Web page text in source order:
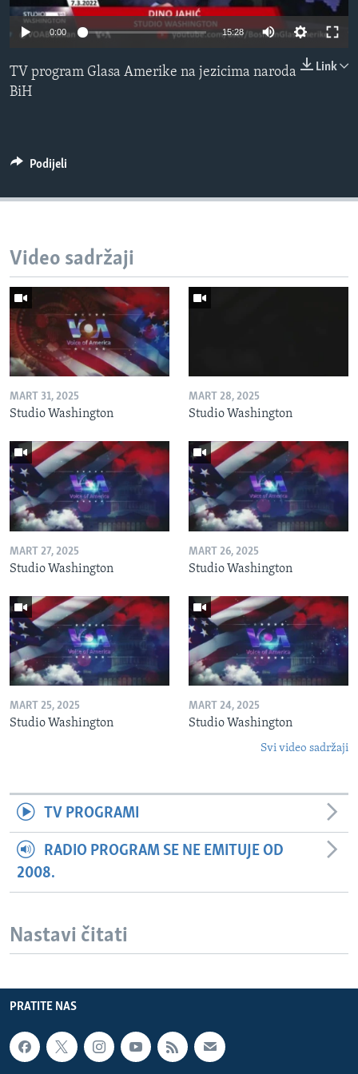
MAGAZIN
O GLASU AMERIKE
Learning English
Jezici
0:00 15:28
Link
TV program Glasa Amerike na jezicima naroda
BiH
Podijeli
Video sadržaji
MART 31, 2025
Studio Washington
MART 28, 2025
Studio Washington
MART 27, 2025
Studio Washington
MART 26, 2025
Studio Washington
MART 25, 2025
Studio Washington
MART 24, 2025
Studio Washington
Svi video sadržaji
TV PROGRAMI
RADIO PROGRAM SE NE EMITUJE OD
2008.
Nastavi čitati
PRATITE NAS